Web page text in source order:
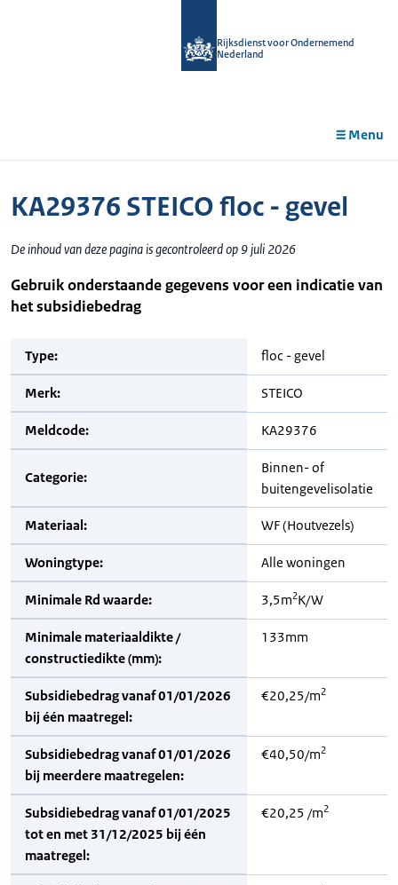
Rijksdienst voor Ondernemend
Nederland
Menu
KA29376 STEICO floc - gevel
De inhoud van deze pagina is gecontroleerd op 9 juli 2026
Gebruik onderstaande gegevens voor een indicatie van
het subsidiebedrag
Type: floc - gevel
Merk: STEICO
Meldcode: KA29376
Categorie:
Binnen- of
buitengevelisolatie
Materiaal: WF (Houtvezels)
Woningtype: Alle woningen
Minimale Rd waarde: 3,5m2K/W
Minimale materiaaldikte /
constructiedikte (mm):
133mm
Subsidiebedrag vanaf 01/01/2026
bij één maatregel:
€20,25/m2
Subsidiebedrag vanaf 01/01/2026
bij meerdere maatregelen:
€40,50/m2
Subsidiebedrag vanaf 01/01/2025
tot en met 31/12/2025 bij één
maatregel:
€20,25 /m2